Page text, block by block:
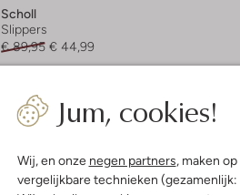
Jum, cookies!
Wij, en onze negen partners, maken
vergelijkbare technieken (gezamenlijk:
Scholl
Slippers
€ 89,95 € 44,99